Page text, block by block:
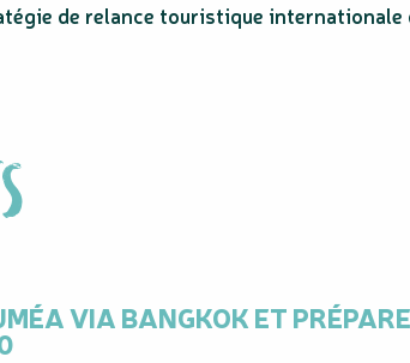
de relance touristique
VIA BANGKOK ET